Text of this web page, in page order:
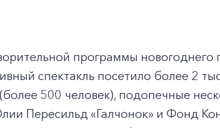
программы
спектакль посетило более 2
500 человек), подопечные
Пересильд «Галчонок» и Фонд